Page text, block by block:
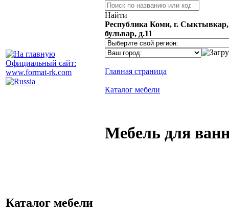
Официальный сайт:
www.format-rk.com
Найти
Республика Коми, г.
бульвар, д.11
Главная страница
Каталог мебели
Мебель для
Каталог мебели